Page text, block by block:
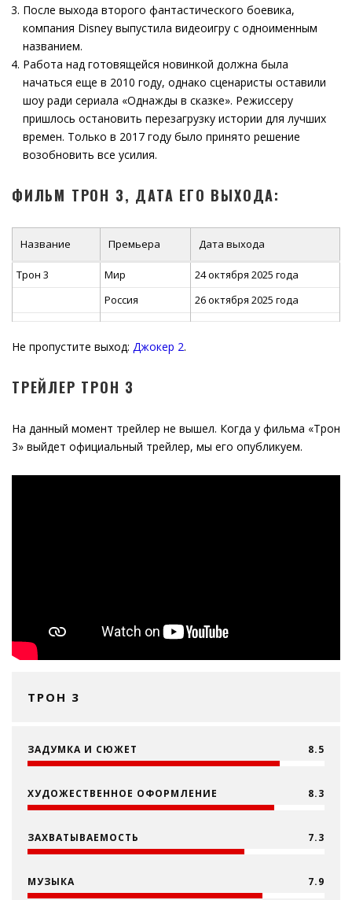
После выхода второго фантастического боевика,
компания Disney выпустила видеоигру с одноименным
названием.
Работа над готовящейся новинкой должна была
начаться еще в 2010 году, однако сценаристы оставили
шоу ради сериала «Однажды в сказке». Режиссеру
пришлось остановить перезагрузку истории для лучших
времен. Только в 2017 году было принято решение
возобновить все усилия.
ФИЛЬМ ТРОН 3, ДАТА ЕГО ВЫХОДА:
Название Премьера Дата выхода
Трон 3 Мир
24 октября 2025 года
Россия
26 октября 2025 года
Не пропустите выход: Джокер 2.
ТРЕЙЛЕР ТРОН 3
На данный момент трейлер не вышел. Когда у фильма «Трон
3» выйдет официальный трейлер, мы его опубликуем.
ТРОН 3
ЗАДУМКА И СЮЖЕТ 8.5
ХУДОЖЕСТВЕННОЕ ОФОРМЛЕНИЕ 8.3
ЗАХВАТЫВАЕМОСТЬ 7.3
МУЗЫКА 7.9